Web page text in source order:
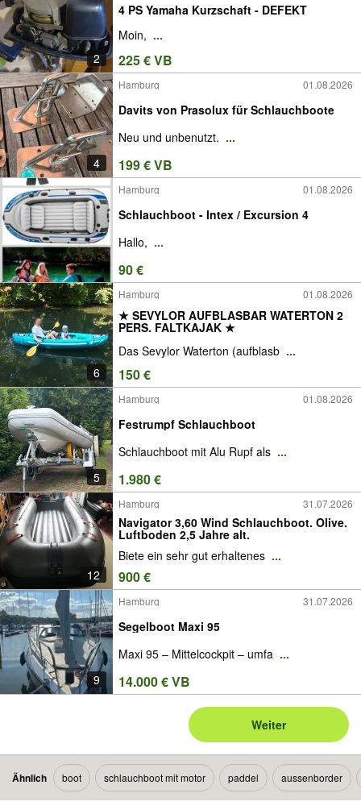
2
4 PS Yamaha Kurzschaft - DEFEKT
Moin, ...
225 € VB
4
Hamburg 01.08.2026
Davits von Prasolux für Schlauchboote
Neu und unbenutzt. ...
199 € VB
Hamburg 01.08.2026
Schlauchboot - Intex / Excursion 4
Hallo, ...
90 €
6
Hamburg 01.08.2026
★ SEVYLOR AUFBLASBAR WATERTON 2
PERS. FALTKAJAK ★
Das Sevylor Waterton (aufblasb ...
150 €
5
Hamburg 01.08.2026
Festrumpf Schlauchboot
Schlauchboot mit Alu Rupf als ...
1.980 €
12
Hamburg 31.07.2026
Navigator 3,60 Wind Schlauchboot. Olive.
Luftboden 2,5 Jahre alt.
Biete ein sehr gut erhaltenes ...
900 €
9
Hamburg 31.07.2026
Segelboot Maxi 95
Maxi 95 – Mittelcockpit – umfa ...
14.000 € VB
Weiter
Ähnlich boot schlauchboot mit motor paddel aussenborder